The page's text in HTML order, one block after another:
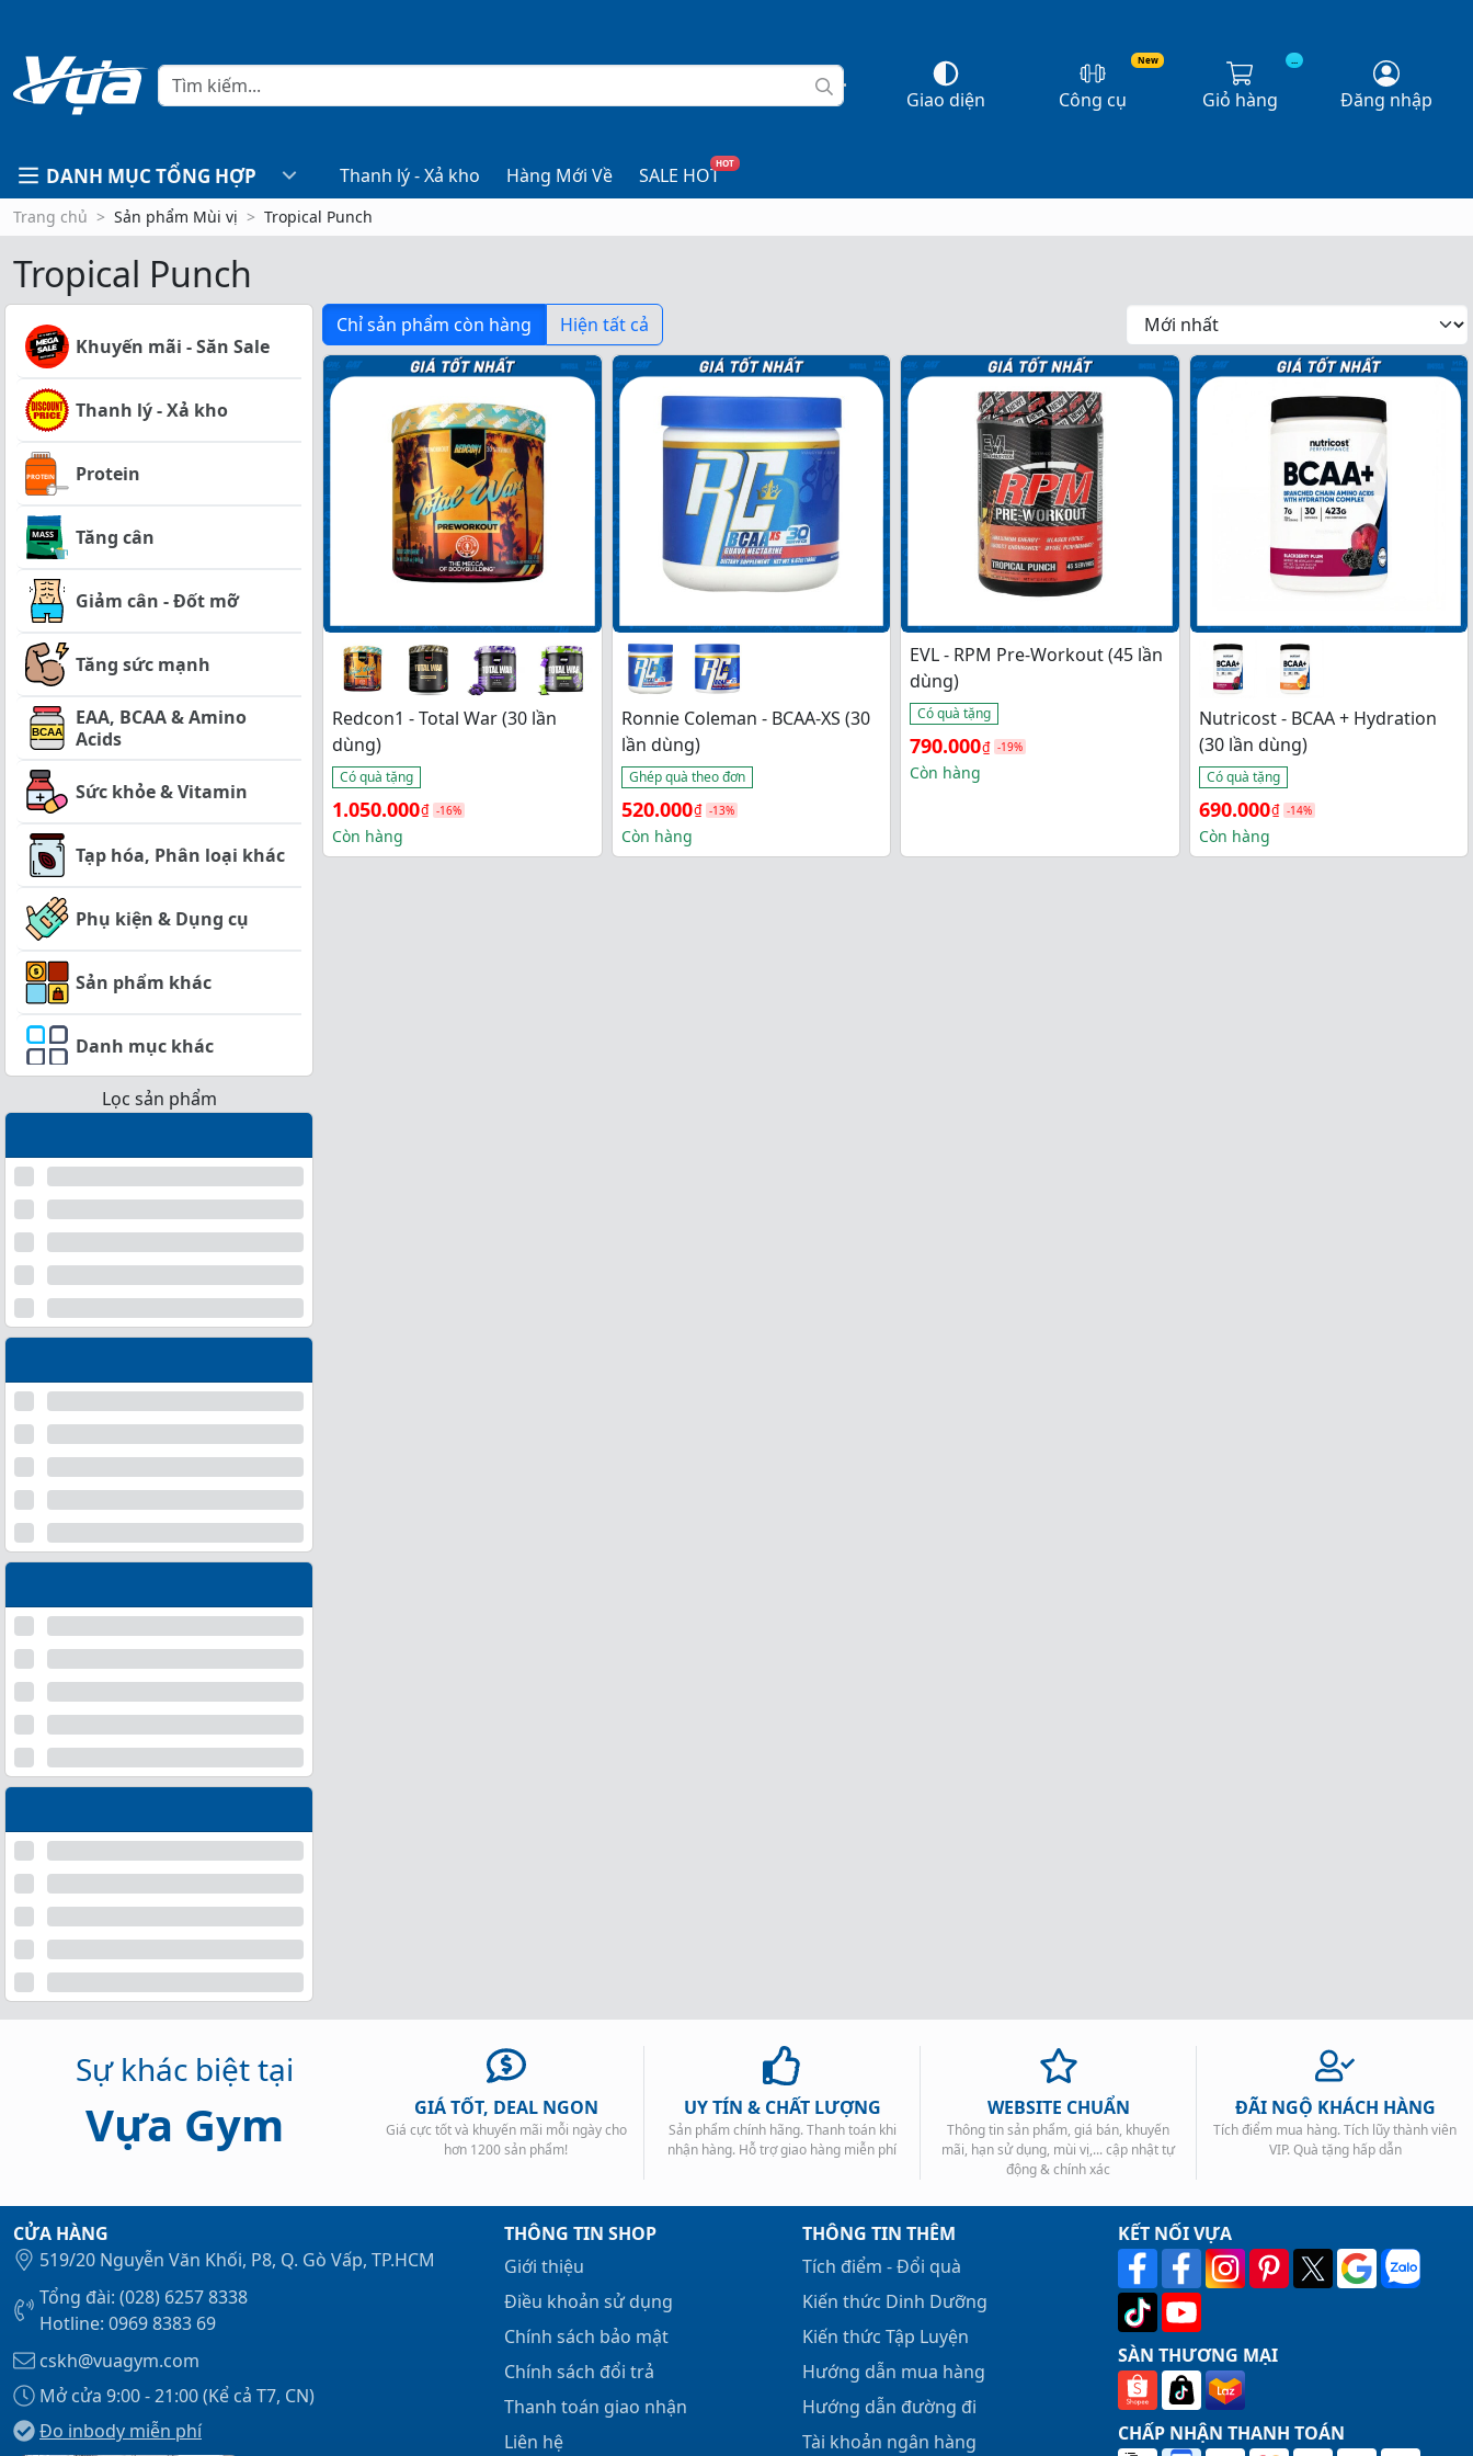
Giao diện
New
Công cụ
...
Giỏ hàng Đăng nhập
DANH MỤC TỔNG HỢP Thanh lý - Xả kho Hàng Mới Về SALE HOT
HOT
Trang chủ Sản phẩm Mùi vị Tropical Punch
Tropical Punch
Khuyến mãi - Săn Sale
Thanh lý - Xả kho
Protein
Tăng cân
Giảm cân - Đốt mỡ
Tăng sức mạnh
EAA, BCAA & Amino
Acids
Sức khỏe & Vitamin
Tạp hóa, Phân loại khác
Phụ kiện & Dụng cụ
Sản phẩm khác
Danh mục khác
Lọc sản phẩm
Chỉ sản phẩm còn hàng Hiện tất cả
Redcon1 - Total War (30 lần
dùng)
Có quà tặng
Giá
gốc
1.050.000₫
Giá
hiện
-16%
Còn hàng
Ronnie Coleman - BCAA-XS (30
lần dùng)
Ghép quà theo đơn
Giá
gốc
520.000₫
Giá
hiện
-13%
Còn hàng
EVL - RPM Pre-Workout (45 lần
dùng)
Có quà tặng
Giá
gốc
790.000₫
Giá
hiện
790.000₫.
-19%
Còn hàng
Nutricost - BCAA + Hydration
(30 lần dùng)
Có quà tặng
Giá
gốc
690.000₫
Giá
hiện
-14%
Còn hàng
Sự khác biệt tại
Vựa Gym GIÁ TỐT, DEAL NGON
Giá cực tốt và khuyến mãi mỗi ngày cho
hơn 1200 sản phẩm!
UY TÍN & CHẤT LƯỢNG
Sản phẩm chính hãng. Thanh toán khi
nhận hàng. Hỗ trợ giao hàng miễn phí
WEBSITE CHUẨN
Thông tin sản phẩm, giá bán, khuyến
mãi, hạn sử dụng, mùi vị,... cập nhật tự
động & chính xác
ĐÃI NGỘ KHÁCH HÀNG
Tích điểm mua hàng. Tích lũy thành viên
VIP. Quà tặng hấp dẫn
CỬA HÀNG
519/20 Nguyễn Văn Khối, P8, Q. Gò Vấp, TP.HCM
Tổng đài: (028) 6257 8338
Hotline: 0969 8383 69
cskh@vuagym.com
Mở cửa 9:00 - 21:00 (Kể cả T7, CN)
Đo inbody miễn phí
THÔNG TIN SHOP
Giới thiệu
Điều khoản sử dụng
Chính sách bảo mật
Chính sách đổi trả
Thanh toán giao nhận
Liên hệ
THÔNG TIN THÊM
Tích điểm - Đổi quà
Kiến thức Dinh Dưỡng
Kiến thức Tập Luyện
Hướng dẫn mua hàng
Hướng dẫn đường đi
Tài khoản ngân hàng
KẾT NỐI VỰA
SÀN THƯƠNG MẠI
CHẤP NHẬN THANH TOÁN